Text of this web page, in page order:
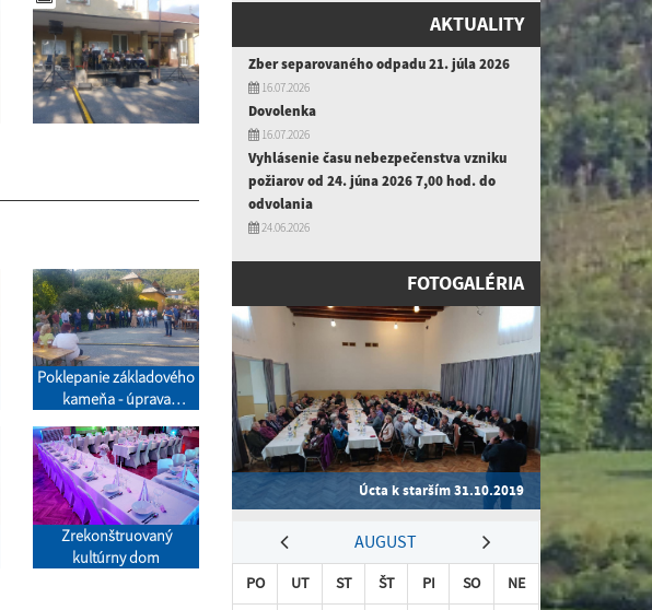
Poklepanie základového
kameňa - úprava
Zrekonštruovaný
kultúrny dom
AKTUALITY
Zber separovaného odpadu 21. júla 2026
16.07.2026
Dovolenka
16.07.2026
Vyhlásenie času nebezpečenstva vzniku
požiarov od 24. júna 2026 7,00 hod. do
odvolania
24.06.2026
FOTOGALÉRIA
Úcta k starším 31.10.2019
AUGUST
PO UT ST ŠT PI SO
NE